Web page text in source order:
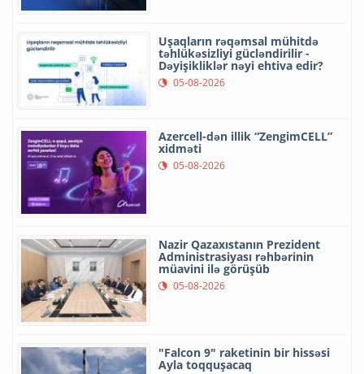
Uşaqların rəqəmsal mühitdə
təhlükəsizliyi gücləndirilir -
Dəyişikliklər nəyi ehtiva edir?
05-08-2026
Azercell-dən illik “ZengimCELL”
xidməti
05-08-2026
Nazir Qazaxıstanın Prezident
Administrasiyası rəhbərinin
müavini ilə görüşüb
05-08-2026
"Falcon 9" raketinin bir hissəsi
Ayla toqquşacaq